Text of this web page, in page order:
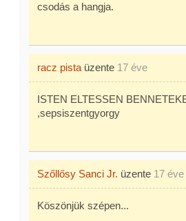
csodás a hangja.
racz pista üzente 17 éve
ISTEN ELTESSEN
,sepsiszentgyorgy
Szőllősy Sanci Jr. üzente 17 éve
Köszönjük szépen...